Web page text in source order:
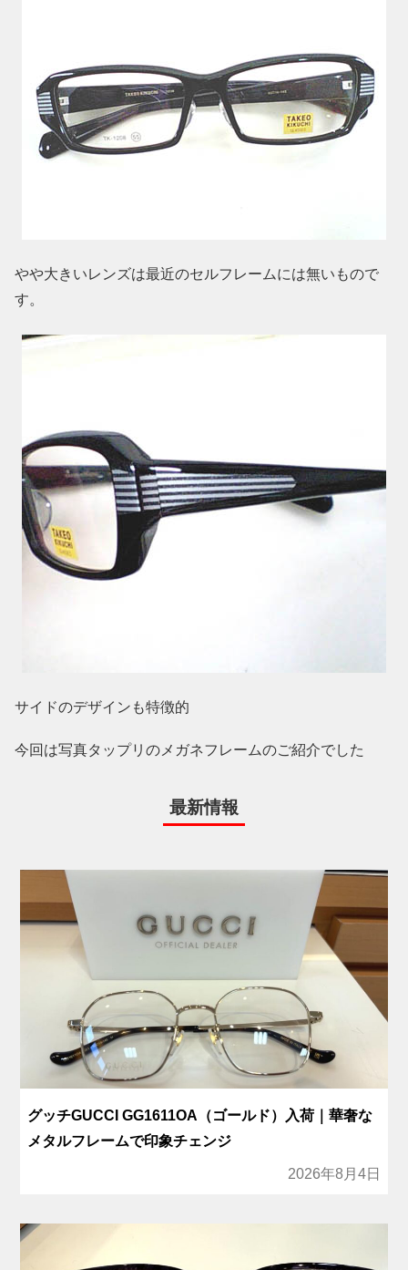
やや大きいレンズは最近のセルフレームには無いもので
す。
サイドのデザインも特徴的
今回は写真タップリのメガネフレームのご紹介でした
最新情報
グッチGUCCI GG1611OA（ゴールド）入荷｜華奢な
メタルフレームで印象チェンジ
2026年8月4日